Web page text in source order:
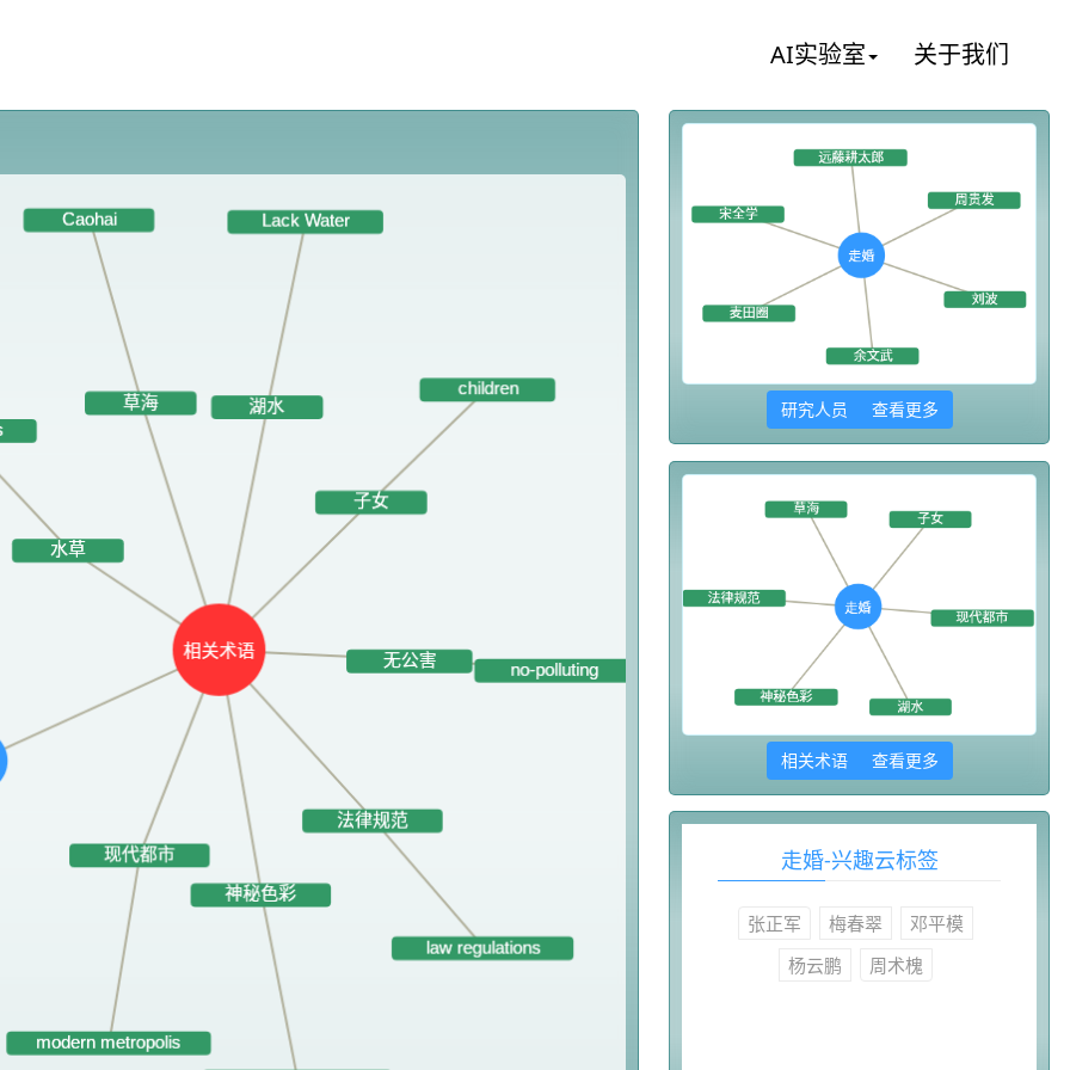
AI实验室 关于我们
研究人员 查看更多
相关术语 查看更多
走婚-兴趣云标签
张正军 梅春翠
邓平模
杨云鹏
周术槐